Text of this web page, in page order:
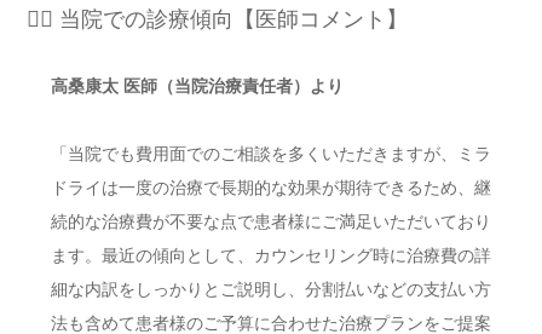
👨‍⚕️ 当院での診療傾向【医師コメント】
高桑康太 医師（当院治療責任者）より
「当院でも費用面でのご相談を多くいただきますが、ミラ
ドライは一度の治療で長期的な効果が期待できるため、継
続的な治療費が不要な点で患者様にご満足いただいており
ます。最近の傾向として、カウンセリング時に治療費の詳
細な内訳をしっかりとご説明し、分割払いなどの支払い方
法も含めて患者様のご予算に合わせた治療プランをご提案